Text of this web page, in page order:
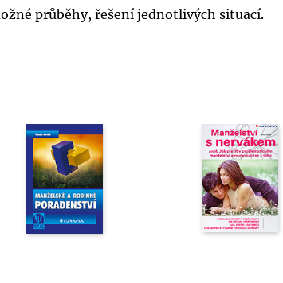
průběhy, řešení jednotlivých situací.